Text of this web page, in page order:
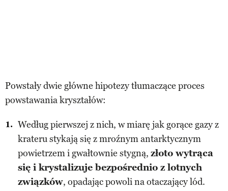
Powstały dwie główne hipotezy tłumaczące proces
powstawania kryształów:
Według pierwszej z nich, w miarę jak gorące gazy z
krateru stykają się z mroźnym antarktycznym
powietrzem i gwałtownie stygną, złoto wytrąca
się i krystalizuje bezpośrednio z lotnych
związków, opadając powoli na otaczający lód.